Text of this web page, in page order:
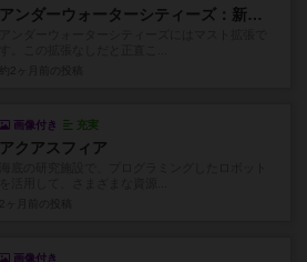
アンダーウォーターシティーズ：新たな発見
画像付き 充実
アクアスフィア
画像付き